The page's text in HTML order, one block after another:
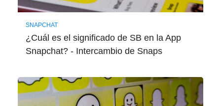
SNAPCHAT
¿Cuál es el significado de SB en la App
Snapchat? - Intercambio de Snaps